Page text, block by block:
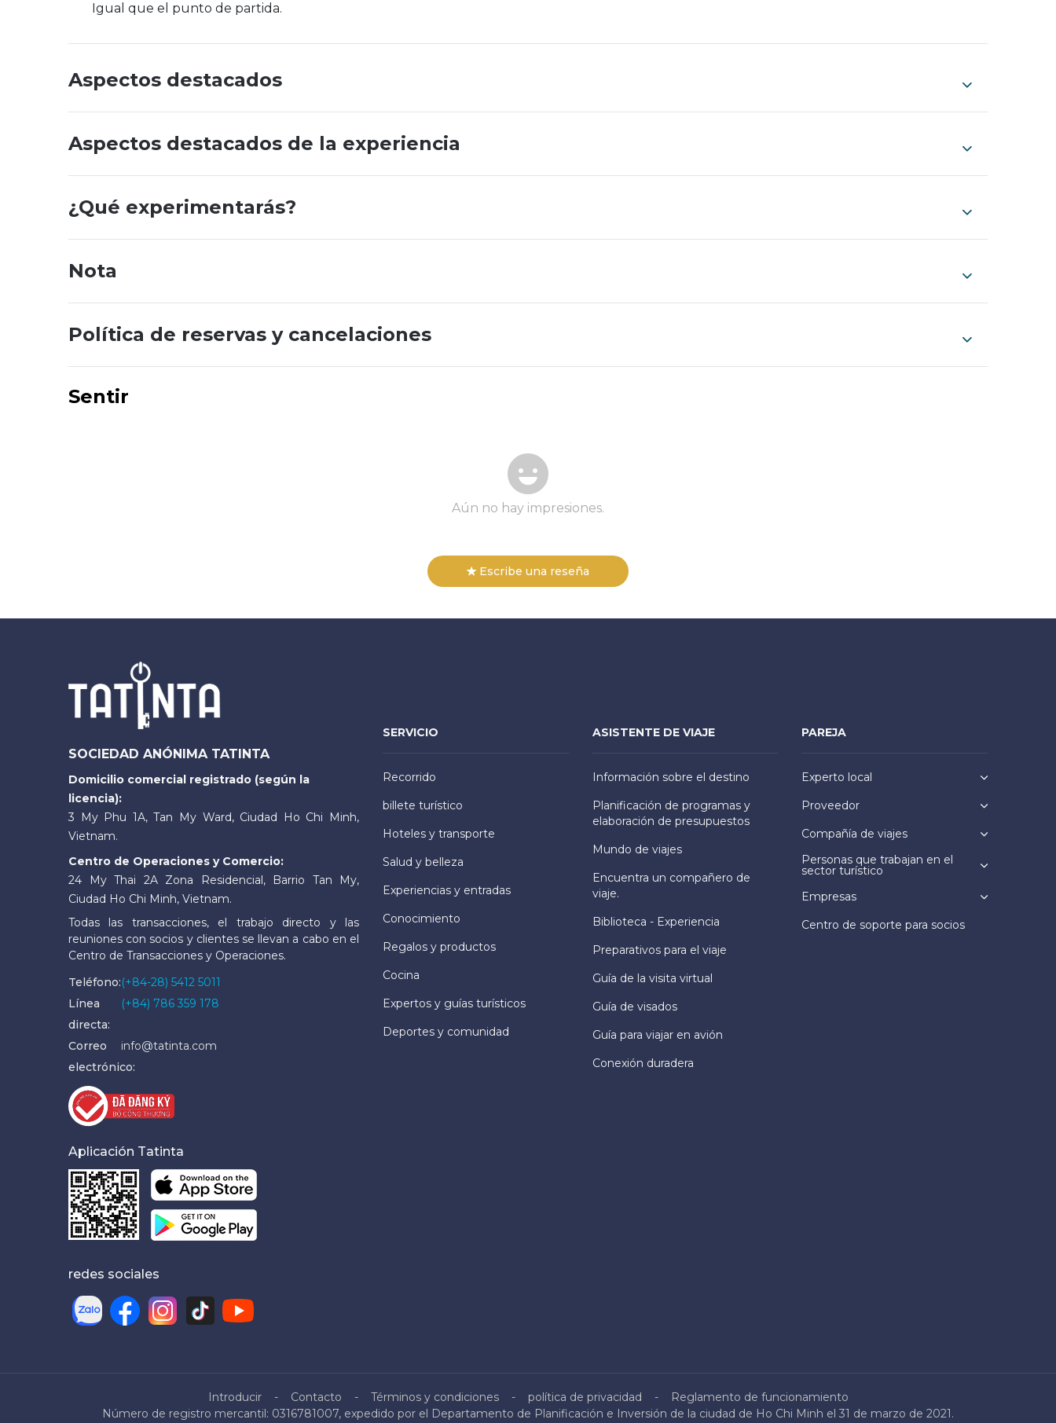
Igual que el punto de partida.
Aspectos destacados
Aspectos destacados de la experiencia
¿Qué experimentarás?
Nota
Política de reservas y cancelaciones
Sentir
Aún no hay impresiones.
Escribe una reseña
SOCIEDAD ANÓNIMA TATINTA
Domicilio comercial registrado (según la
licencia):
3 My Phu 1A, Tan My Ward, Ciudad Ho Chi Minh,
Vietnam.
Centro de Operaciones y Comercio:
24 My Thai 2A Zona Residencial, Barrio Tan My,
Ciudad Ho Chi Minh, Vietnam.
Todas las transacciones, el trabajo directo y las
reuniones con socios y clientes se llevan a cabo en el
Centro de Transacciones y Operaciones.
Teléfono:(+84-28) 5412 5011
Línea
directa:
(+84) 786 359 178
Correo
electrónico:
info@tatinta.com
Aplicación Tatinta
redes sociales
SERVICIO
Recorrido
billete turístico
Hoteles y transporte
Salud y belleza
Experiencias y entradas
Conocimiento
Regalos y productos
Cocina
Expertos y guías turísticos
Deportes y comunidad
ASISTENTE DE VIAJE
Información sobre el destino
Planificación de programas y
elaboración de presupuestos
Mundo de viajes
Encuentra un compañero de
viaje.
Biblioteca - Experiencia
Preparativos para el viaje
Guía de la visita virtual
Guía de visados
Guía para viajar en avión
Conexión duradera
PAREJA
Experto local
Proveedor
Compañía de viajes
Personas que trabajan en el
sector turístico
Empresas
Centro de soporte para socios
Introducir Contacto Términos y condiciones política de privacidad
Reglamento de funcionamiento
Número de registro mercantil: 0316781007, expedido por el Departamento de Planificación e Inversión de la ciudad de Ho Chi Minh el 31 de marzo de 2021.